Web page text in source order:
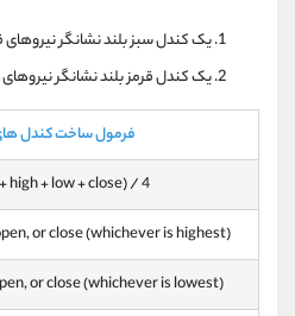
یک کندل سبز بلند نشانگر
یک کندل قرمز بلند نشانگر
فرمول ساخت کندل
high + low + close) / 4
or close (whichever is highest)
or close (whichever is lowest)